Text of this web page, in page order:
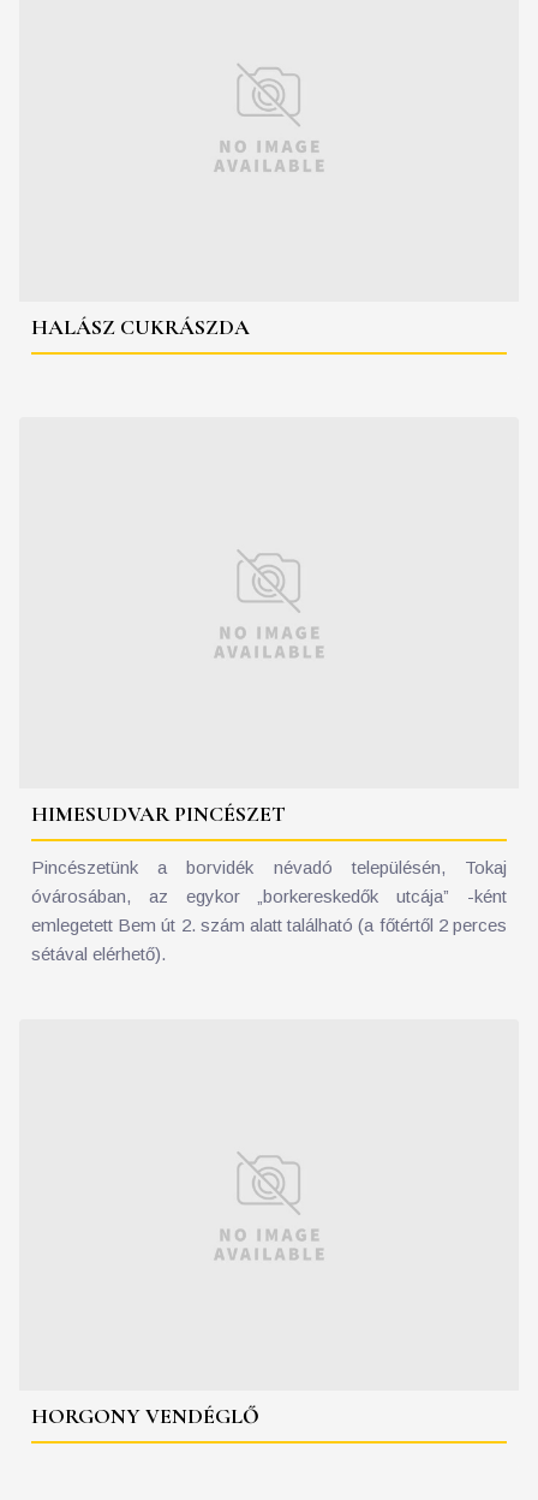
HALÁSZ CUKRÁSZDA
HIMESUDVAR PINCÉSZET
Pincészetünk a borvidék névadó településén, Tokaj
óvárosában, az egykor „borkereskedők utcája” -ként
emlegetett Bem út 2. szám alatt található (a főtértől 2 perces
sétával elérhető).
HORGONY VENDÉGLŐ